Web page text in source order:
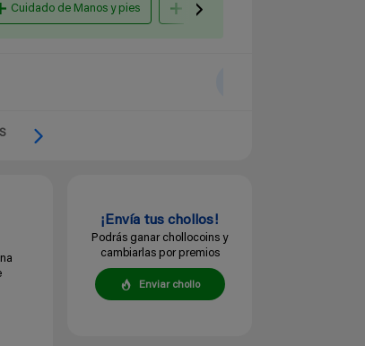
Cuidado de Manos y pies Anticelulíticos y reafirmantes
¡Envía tus chollos!
Podrás ganar chollocoins y
cambiarlas por premios
Enviar chollo